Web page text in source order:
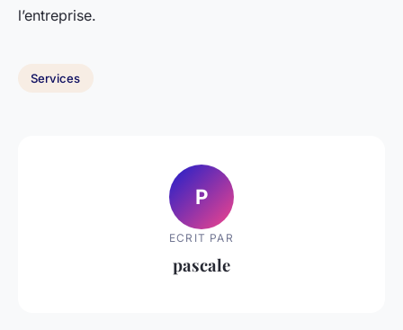
l’entreprise.
Services
P
ECRIT PAR
pascale